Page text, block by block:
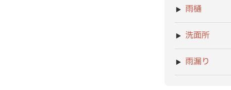
雨樋
洗面所
雨漏り